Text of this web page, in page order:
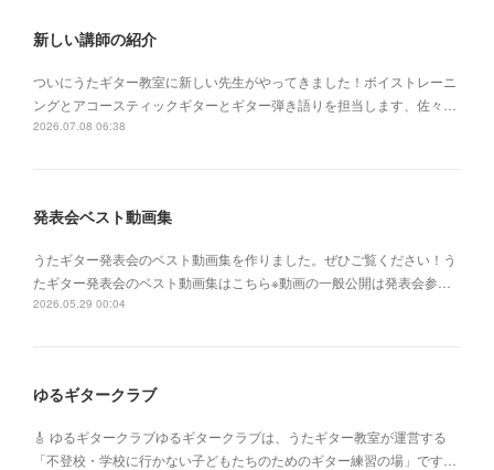
新しい講師の紹介
ついにうたギター教室に新しい先生がやってきました！ボイストレーニ
ングとアコースティックギターとギター弾き語りを担当します、佐々…
2026.07.08 06:38
発表会ベスト動画集
うたギター発表会のベスト動画集を作りました。ぜひご覧ください！う
たギター発表会のベスト動画集はこちら※動画の一般公開は発表会参…
2026.05.29 00:04
ゆるギタークラブ
🎸 ゆるギタークラブゆるギタークラブは、うたギター教室が運営する
「不登校・学校に行かない子どもたちのためのギター練習の場」です…